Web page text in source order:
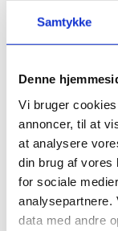
Samtykke
Denne
Vi bruger
annoncer, til at
at analysere
din brug af vores
for sociale
analysepartnere.
data med andre